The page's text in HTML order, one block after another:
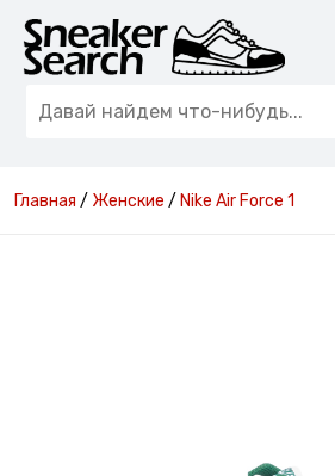
Главная / Женские / Nike Air Force 1